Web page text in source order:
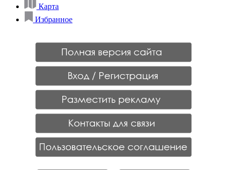
Карта
Избранное